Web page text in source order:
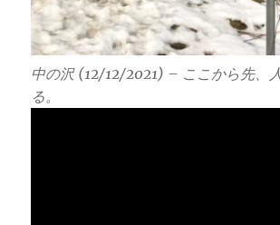
中の沢 (12/12/2021) – ここから先、
る。